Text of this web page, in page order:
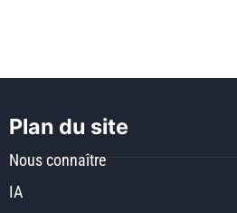
Plan du site
Nous connaître
IA